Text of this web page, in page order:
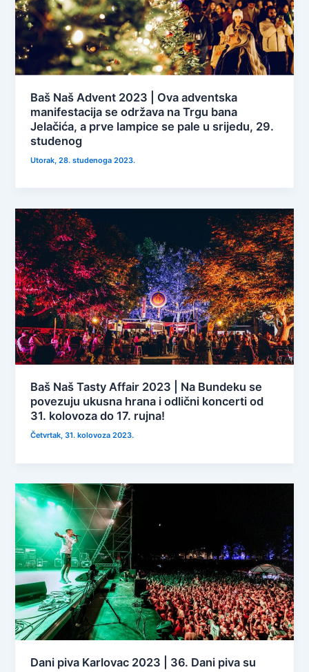
Baš Naš Advent 2023 | Ova adventska
manifestacija se održava na Trgu bana
Jelačića, a prve lampice se pale u srijedu, 29.
studenog
Utorak, 28. studenoga 2023.
Baš Naš Tasty Affair 2023 | Na Bundeku se
povezuju ukusna hrana i odlični koncerti od
31. kolovoza do 17. rujna!
Četvrtak, 31. kolovoza 2023.
Dani piva Karlovac 2023 | 36. Dani piva su